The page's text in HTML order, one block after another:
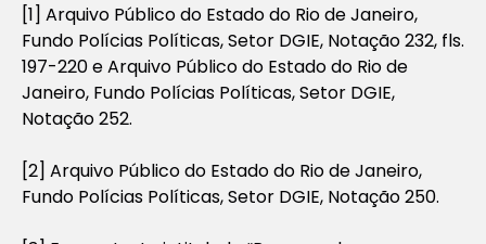
[1] Arquivo Público do Estado do Rio de Janeiro,
Fundo Polícias Políticas, Setor DGIE, Notação 232, fls.
197-220 e Arquivo Público do Estado do Rio de
Janeiro, Fundo Polícias Políticas, Setor DGIE,
Notação 252.
[2] Arquivo Público do Estado do Rio de Janeiro,
Fundo Polícias Políticas, Setor DGIE, Notação 250.